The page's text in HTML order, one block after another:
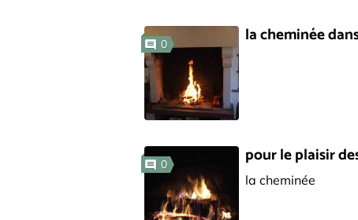
0 la cheminée
0 pour le plaisir
la cheminée